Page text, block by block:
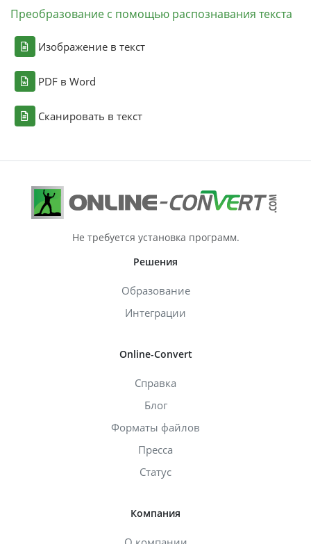
Преобразование с помощью распознавания текста
Изображение в текст
PDF в Word
Сканировать в текст
Не требуется установка программ.
Решения
Образование
Интеграции
Online-Convert
Справка
Блог
Форматы файлов
Пресса
Статус
Компания